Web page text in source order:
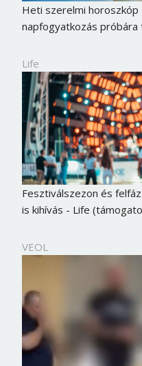
Heti szerelmi horoszkóp
napfogyatkozás próbára
Life
Fesztiválszezon és
is kihívás - Life
VEOL